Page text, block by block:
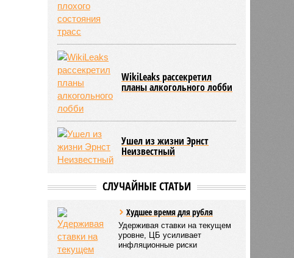
WikiLeaks рассекретил
планы алкогольного лобби
Ушел из жизни Эрнст
Неизвестный
СЛУЧАЙНЫЕ СТАТЬИ
Худшее время для рубля
Удерживая ставки на текущем
уровне, ЦБ усиливает
инфляционные риски